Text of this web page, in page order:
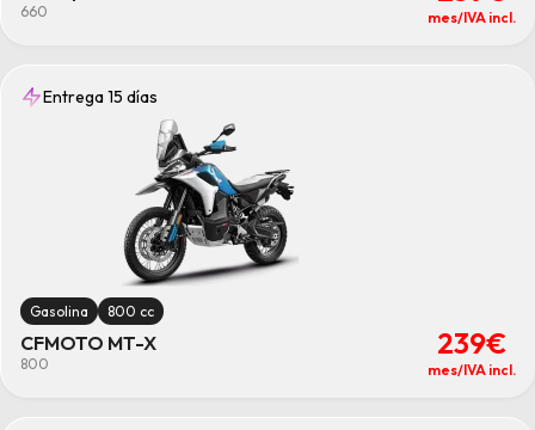
660 mes/IVA incl.
Entrega 15 días
Gasolina 800 cc
CFMOTO MT-X
800
239€
mes/IVA incl.